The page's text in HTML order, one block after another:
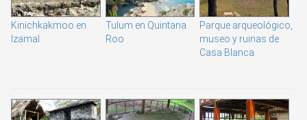
Kinichkakmoo en
Izamal
Tulum en Quintana
Roo
Parque arqueológico,
museo y ruinas de
Casa Blanca